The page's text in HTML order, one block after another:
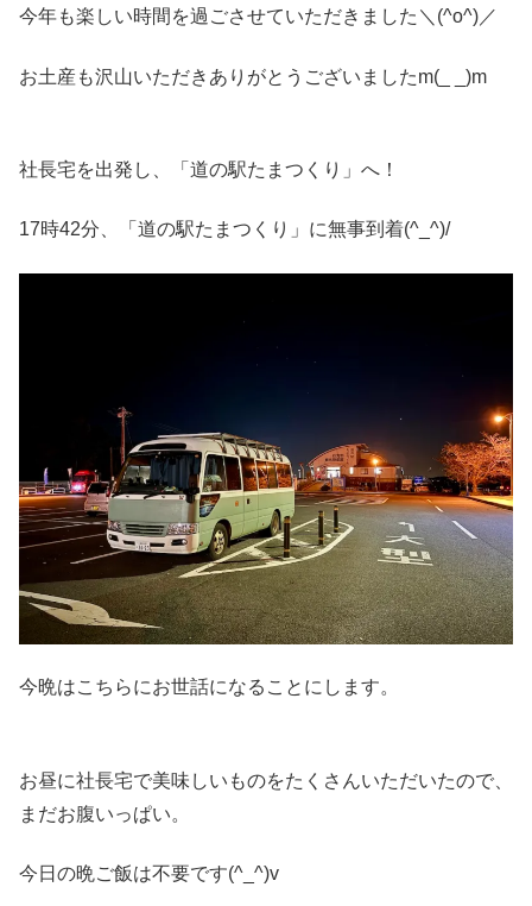
今年も楽しい時間を過ごさせていただきました＼(^o^)／
お土産も沢山いただきありがとうございましたm(_ _)m
社長宅を出発し、「道の駅たまつくり」へ！
17時42分、「道の駅たまつくり」に無事到着(^_^)/
今晩はこちらにお世話になることにします。
お昼に社長宅で美味しいものをたくさんいただいたので、
まだお腹いっぱい。
今日の晩ご飯は不要です(^_^)v